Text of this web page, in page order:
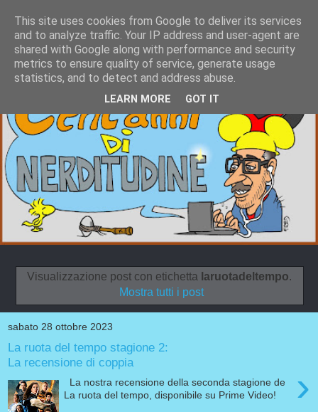
Visualizzazione post con etichetta laruotadeltempo.
Mostra tutti i post
sabato 28 ottobre 2023
La ruota del tempo stagione 2:
La recensione di coppia
›
La nostra recensione della seconda stagione de
La ruota del tempo, disponibile su Prime Video!
This site uses cookies from Google to deliver its services
and to analyze traffic. Your IP address and user-agent are
shared with Google along with performance and security
metrics to ensure quality of service, generate usage
statistics, and to detect and address abuse.
LEARN MORE GOT IT